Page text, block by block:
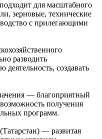
для масштабного
зерновые, технические
с прилегающими
разводить
деятельность, создавать
— благоприятный
получения
программ.
— развитая